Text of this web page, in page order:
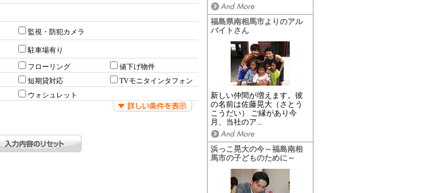
福島県南相馬市よりのアル
バイトさん
新しい仲間が増えます。彼
の名前は佐藤晃大（さとう
こうだい） ご縁があり今
月、当社のア...
浜っこ晃大の今～福島南相
馬市の子どものために～
監視・防犯カメラ
駐車場有り
フローリング
値下げ物件
短期貸対応
TVモニタインタフォン
ウォシュレット